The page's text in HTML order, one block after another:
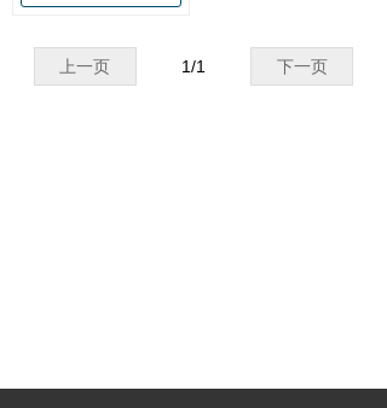
上一页 下一页
1/1